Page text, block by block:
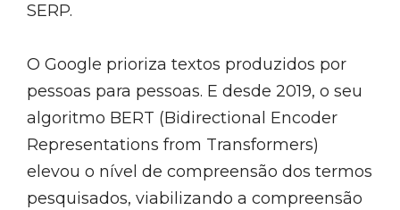
SERP.
O Google prioriza textos produzidos por
pessoas para pessoas. E desde 2019, o seu
algoritmo BERT (Bidirectional Encoder
Representations from Transformers)
elevou o nível de compreensão dos termos
pesquisados, viabilizando a compreensão